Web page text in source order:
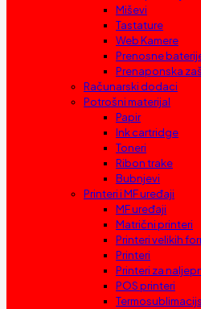
Miševi
Tastature
Web Kamere
Prenosne
Prenaponska
Računarski dodaci
Potrošni materijal
Papir
Ink cartridge
Toneri
Ribon trake
Bubnjevi
Printeri i MF uređaji
MF uređaji
Matrični printeri
Printeri velikih
Printeri
Printeri za
POS printeri